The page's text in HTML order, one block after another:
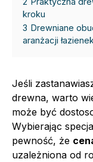
kroku
3 Drewniane
aranżacji łazienek
Jeśli
drewna, warto
może być
Wybierając
pewność, że
uzależniona od